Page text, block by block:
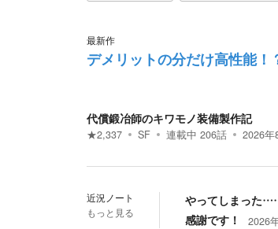
最新作
デメリットの分だけ高性能！
代償鍛冶師のキワモノ装備製作記
★2,337 SF 連載中 206話 2026年
近況ノート
もっと見る
やってしまった
感謝です！ 2026